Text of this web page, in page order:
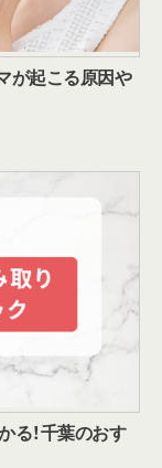
が起こる原因や
る！千葉のおす